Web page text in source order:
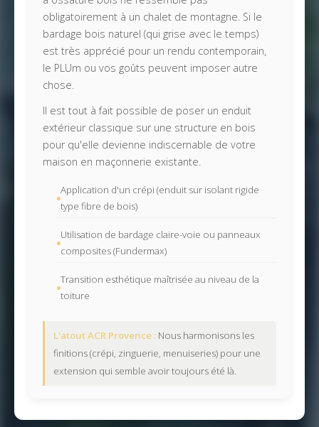
obligatoirement à un chalet de montagne. Si le
bardage bois naturel (qui grise avec le temps)
est très apprécié pour un rendu contemporain,
le PLUm ou vos goûts peuvent imposer autre
chose.
Il est tout à fait possible de poser un enduit
extérieur classique sur une structure en bois
pour qu'elle devienne indiscernable de votre
maison en maçonnerie existante.
Application d'un crépi (enduit sur isolant rigide
type fibre de bois)
Utilisation de bardage claire-voie ou panneaux
composites (Fundermax)
Transition esthétique maîtrisée au niveau de la
toiture
L'atout ACR Provence : Nous harmonisons les
finitions (crépi, zinguerie, menuiseries) pour une
extension qui semble avoir toujours été là.